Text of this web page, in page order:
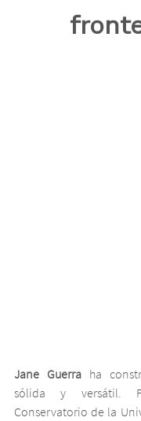
Jane Guerra ha
sólida y versátil.
Conservatorio de la